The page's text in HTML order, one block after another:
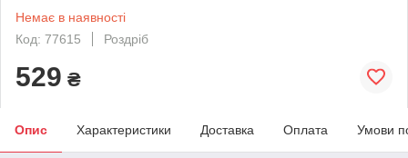
Немає в наявності
Код: 77615
Роздріб
529 ₴
Опис Характеристики Доставка Оплата Умови